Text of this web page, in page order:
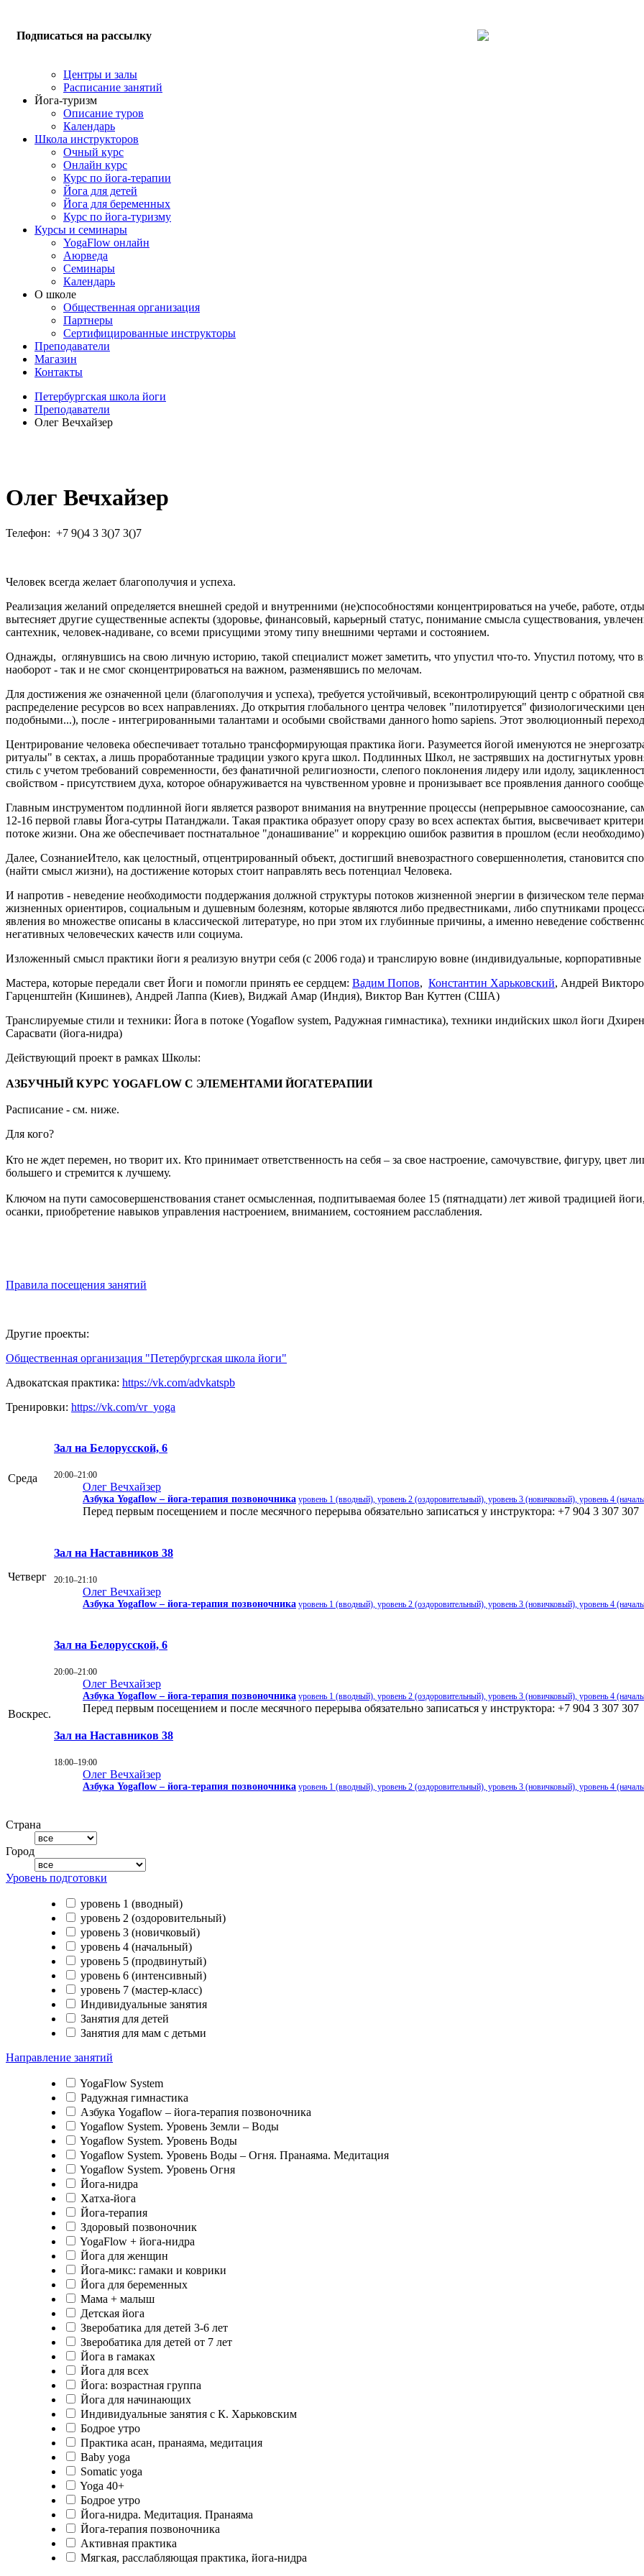
Подписаться на рассылку
Центры и залы
Расписание занятий
Йога-туризм
Описание туров
Календарь
Школа инструкторов
Очный курс
Онлайн курс
Курс по йога-терапии
Йога для детей
Йога для беременных
Курс по йога-туризму
Курсы и семинары
YogaFlow онлайн
Аюрведа
Семинары
Календарь
О школе
Общественная организация
Партнеры
Сертифицированные инструкторы
Преподаватели
Магазин
Контакты
Петербургская школа йоги
Преподаватели
Олег Вечхайзер
Олег Вечхайзер
Телефон: +7 9()4 3 3()7 3()7
Человек всегда желает благополучия и успеха.
Реализация желаний определяется внешней средой и внутренними (не)способностями концентрироваться на учебе, работе,
вытесняет другие существенные аспекты (здоровье, финансовый, карьерный статус, понимание смысла существования,
сантехник, человек-надиване, со всеми присущими этому типу внешними чертами и состоянием.
Однажды, оглянувшись на свою личную историю, такой специалист может заметить, что упустил что-то. Упустил потому, что
наоборот - так и не смог сконцентрироваться на важном, разменявшись по мелочам.
Для достижения же означенной цели (благополучия и успеха), требуется устойчивый, всеконтролирующий центр с обратной
распределение ресурсов во всех направлениях. До открытия глобального центра человек "пилотируется" физиологическими
подобными...), после - интегрированными талантами и особыми свойствами данного homo sapiens. Этот эволюционный
Центрирование человека обеспечивает тотально трансформирующая практика йоги. Разумеется йогой именуются не
ритуалы" в сектах, а лишь проработанные традиции узкого круга школ. Подлинных Школ, не застрявших на достигнутых
стиль с учетом требований современности, без фанатичной религиозности, слепого поклонения лидеру или идолу,
свойством - присутствием духа, которое обнаруживается на чувственном уровне и пронизывает все проявления данного
Главным инструментом подлинной йоги является разворот внимания на внутренние процессы (непрерывное самоосознание,
12-16 первой главы Йога-сутры Патанджали. Такая практика образует опору сразу во всех аспектах бытия, высвечивает
потоке жизни. Она же обеспечивает постнатальное "донашивание" и коррекцию ошибок развития в прошлом (если
Далее, СознаниеИтело, как целостный, отцентрированный объект, достигший вневозрастного совершеннолетия, становится
(найти смысл жизни), на достижение которых стоит направлять весь потенциал Человека.
И напротив - неведение необходимости поддержания должной структуры потоков жизненной энергии в физическом теле
жизненных ориентиров, социальным и душевным болезням, которые являются либо предвестниками, либо спутниками
явления во множестве описаны в классической литературе, но при этом их глубинные причины, а именно неведение
негативных человеческих качеств или социума.
Изложенный смысл практики йоги я реализую внутри себя (с 2006 года) и транслирую вовне (индивидуальные, корпоративные
Мастера, которые передали свет Йоги и помогли принять ее сердцем: Вадим Попов, Константин Харьковский, Андрей
Гарценштейн (Кишинев), Андрей Лаппа (Киев), Виджай Амар (Индия), Виктор Ван Куттен (США)
Транслируемые стили и техники: Йога в потоке (Yogaflow system, Радужная гимнастика), техники индийских школ йоги
Сарасвати (йога-нидра)
Действующий проект в рамках Школы:
АЗБУЧНЫЙ КУРС YOGAFLOW С ЭЛЕМЕНТАМИ ЙОГАТЕРАПИИ
Расписание - см. ниже.
Для кого?
Кто не ждет перемен, но творит их. Кто принимает ответственность на себя – за свое настроение, самочувствие, фигуру, цвет
большего и стремится к лучшему.
Ключом на пути самосовершенствования станет осмысленная, подпитываемая более 15 (пятнадцати) лет живой традицией
осанки, приобретение навыков управления настроением, вниманием, состоянием расслабления.
Правила посещения занятий
Другие проекты:
Общественная организация "Петербургская школа йоги"
Адвокатская практика: https://vk.com/advkatspb
Тренировки: https://vk.com/vr_yoga
Среда
Зал на Белорусской, 6
20:00–21:00
Олег Вечхайзер
Азбука Yogaflow – йога-терапия позвоночника уровень 1 (вводный), уровень 2 (оздоровительный), уровень 3 (новичковый), уровень 4
Перед первым посещением и после месячного перерыва обязательно записаться у инструктора: +7 904 3 307 307
Четверг
Зал на Наставников 38
20:10–21:10
Олег Вечхайзер
Азбука Yogaflow – йога-терапия позвоночника уровень 1 (вводный), уровень 2 (оздоровительный), уровень 3 (новичковый), уровень 4
Воскрес.
Зал на Белорусской, 6
20:00–21:00
Олег Вечхайзер
Азбука Yogaflow – йога-терапия позвоночника уровень 1 (вводный), уровень 2 (оздоровительный), уровень 3 (новичковый), уровень 4
Перед первым посещением и после месячного перерыва обязательно записаться у инструктора: +7 904 3 307 307
Зал на Наставников 38
18:00–19:00
Олег Вечхайзер
Азбука Yogaflow – йога-терапия позвоночника уровень 1 (вводный), уровень 2 (оздоровительный), уровень 3 (новичковый), уровень 4
Страна
Город
Уровень подготовки
уровень 1 (вводный)
уровень 2 (оздоровительный)
уровень 3 (новичковый)
уровень 4 (начальный)
уровень 5 (продвинутый)
уровень 6 (интенсивный)
уровень 7 (мастер-класс)
Индивидуальные занятия
Занятия для детей
Занятия для мам с детьми
Направление занятий
YogaFlow System
Радужная гимнастика
Азбука Yogaflow – йога-терапия позвоночника
Yogaflow System. Уровень Земли – Воды
Yogaflow System. Уровень Воды
Yogaflow System. Уровень Воды – Огня. Пранаяма. Медитация
Yogaflow System. Уровень Огня
Йога-нидра
Хатха-йога
Йога-терапия
Здоровый позвоночник
YogaFlow + йога-нидра
Йога для женщин
Йога-микс: гамаки и коврики
Йога для беременных
Мама + малыш
Детская йога
Зверобатика для детей 3-6 лет
Зверобатика для детей от 7 лет
Йога в гамаках
Йога для всех
Йога: возрастная группа
Йога для начинающих
Индивидуальные занятия с К. Харьковским
Бодрое утро
Практика асан, пранаяма, медитация
Baby yoga
Somatic yoga
Yoga 40+
Бодрое утро
Йога-нидра. Медитация. Пранаяма
Йога-терапия позвоночника
Активная практика
Мягкая, расслабляющая практика, йога-нидра